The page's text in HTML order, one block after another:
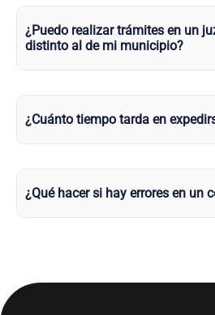
¿Puedo realizar trámites en un
distinto al de mi municipio?
¿Cuánto tiempo tarda en
¿Qué hacer si hay errores en un